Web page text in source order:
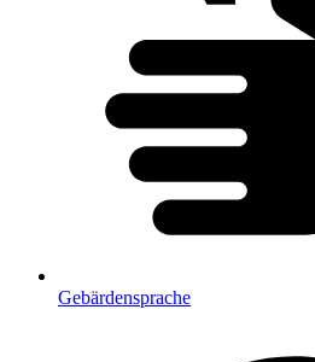
Gebärdensprache